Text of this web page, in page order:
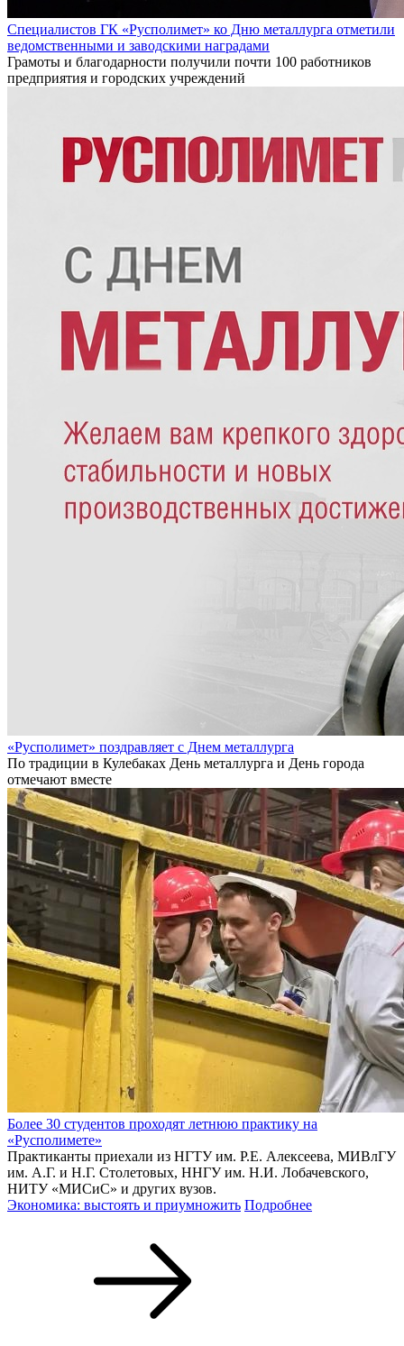
Специалистов ГК «Русполимет» ко Дню металлурга отметили
ведомственными и заводскими наградами
Грамоты и благодарности получили почти 100 работников
предприятия и городских учреждений
«Русполимет» поздравляет с Днем металлурга
По традиции в Кулебаках День металлурга и День города
отмечают вместе
Более 30 студентов проходят летнюю практику на
«Русполимете»
Практиканты приехали из НГТУ им. Р.Е. Алексеева, МИВлГУ
им. А.Г. и Н.Г. Столетовых, ННГУ им. Н.И. Лобачевского,
НИТУ «МИСиС» и других вузов.
Экономика: выстоять и приумножить Подробнее